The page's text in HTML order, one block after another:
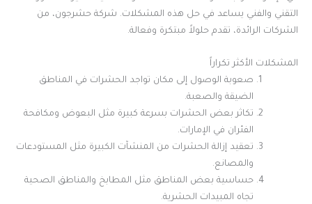
التقني والفني يساعد في حل هذه المشكلات. شركة حشرجون، من
الشركات الرائدة، تقدم حلولاً مبتكرة وفعالة.
المشكلات الأكثر تكراراً
صعوبة الوصول إلى مكان تواجد الحشرات في المناطق
الضيقة والصعبة.
تكاثر بعض الحشرات بسرعة كبيرة مثل البعوض ومكافحة
الفئران في الإمارات.
تعقيد إزالة الحشرات من المنشآت الكبيرة مثل المستودعات
والمصانع.
حساسية بعض المناطق مثل المطابخ والمناطق الصحية
تجاه المبيدات الحشرية.